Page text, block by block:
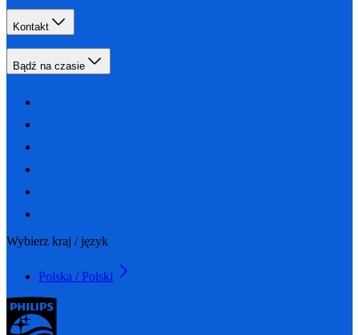
Kontakt
Bądź na czasie
Wybierz kraj / język
Polska / Polski